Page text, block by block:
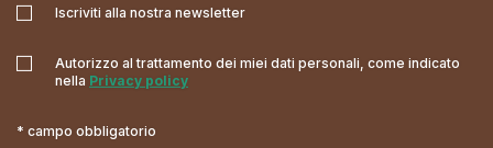
Iscriviti alla nostra newsletter
Autorizzo al trattamento dei miei dati personali, come indicato
nella Privacy policy
* campo obbligatorio